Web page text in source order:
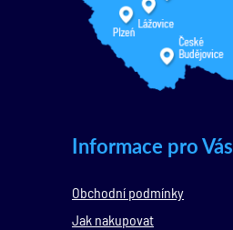
Informace pro Vás
Obchodní podmínky
Jak nakupovat